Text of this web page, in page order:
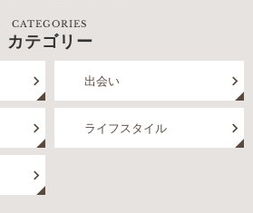
CATEGORIES
カテゴリー
出会い
ライフスタイル